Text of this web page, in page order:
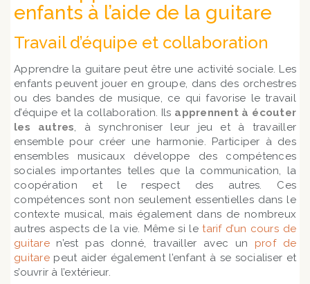
enfants à l’aide de la guitare
Travail d’équipe et collaboration
Apprendre la guitare peut être une activité sociale. Les
enfants peuvent jouer en groupe, dans des orchestres
ou des bandes de musique, ce qui favorise le travail
d’équipe et la collaboration. Ils apprennent à écouter
les autres , à synchroniser leur jeu et à travailler
ensemble pour créer une harmonie. Participer à des
ensembles musicaux développe des compétences
sociales importantes telles que la communication, la
coopération et le respect des autres. Ces
compétences sont non seulement essentielles dans le
contexte musical, mais également dans de nombreux
autres aspects de la vie. Même si letarif d’un cours de
guitaren’est pas donné, travailler avec un prof de
guitarepeut aider également l’enfant à se socialiser et
s’ouvrir à l’extérieur.